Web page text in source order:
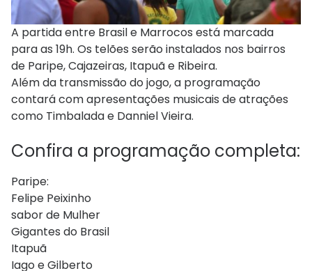
A partida entre Brasil e Marrocos está marcada
para as 19h. Os telões serão instalados nos bairros
de Paripe, Cajazeiras, Itapuã e Ribeira.
Além da transmissão do jogo, a programação
contará com apresentações musicais de atrações
como Timbalada e Danniel Vieira.
Confira a programação completa:
Paripe:
Felipe Peixinho
sabor de Mulher
Gigantes do Brasil
Itapuã
Iago e Gilberto